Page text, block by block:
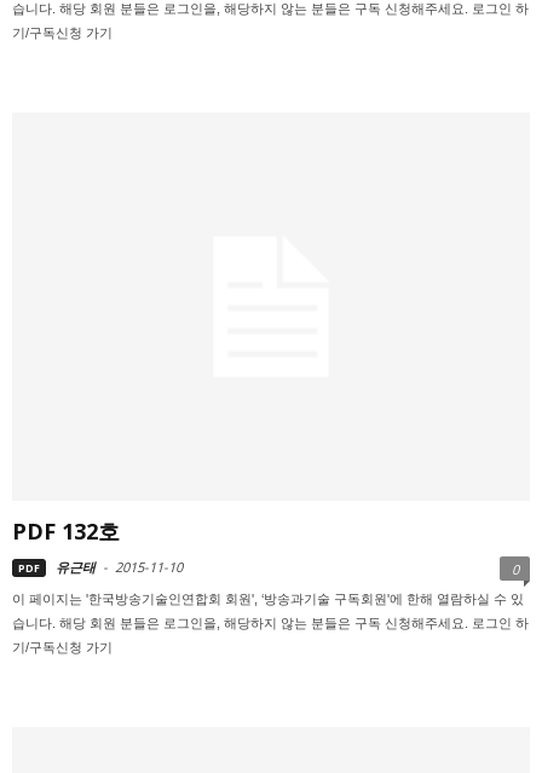
습니다. 해당 회원 분들은 로그인을, 해당하지 않는 분들은 구독 신청해주세요. 로그인 하
기/구독신청 가기
PDF 132호
PDF 유근태 - 2015-11-10 0
이 페이지는 '한국방송기술인연합회 회원', ‘방송과기술 구독회원'에 한해 열람하실 수 있
습니다. 해당 회원 분들은 로그인을, 해당하지 않는 분들은 구독 신청해주세요. 로그인 하
기/구독신청 가기